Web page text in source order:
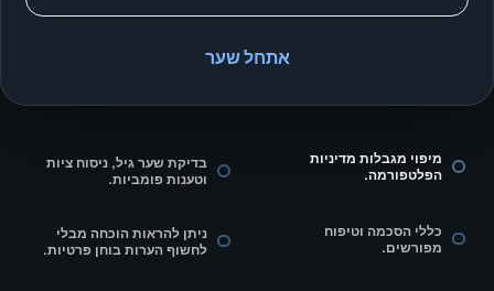
אתחל שער
מיפוי מגבלות מדיניות
הפלטפורמה.
בדיקת שער גיל, ניסוח ציות
וטענות פומביות.
כללי הסכמה וטיפוח
מפורשים.
ניתן להראות הוכחה מבלי
לחשוף הערות בוחן פרטיות.